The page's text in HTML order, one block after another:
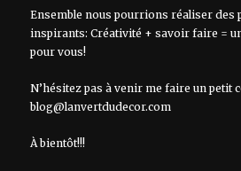
Ensemble nous pourrions réaliser des
inspirants: Créativité + savoir faire =
pour vous!
N’hésitez pas à venir me faire un petit
blog@lanvertdudecor.com
À bientôt!!!